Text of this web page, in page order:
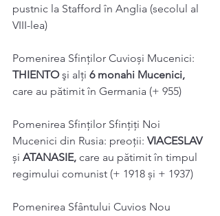
pustnic la Stafford în Anglia (secolul al
VIII-lea)
Pomenirea Sfinților Cuvioși Mucenici:
THIENTO şi alți 6 monahi Mucenici,
care au pătimit în Germania (+ 955)
Pomenirea Sfinților Sfințiți Noi
Mucenici din Rusia: preoții: VIACESLAV
și ATANASIE, care au pătimit în timpul
regimului comunist (+ 1918 și + 1937)
Pomenirea Sfântului Cuvios Nou